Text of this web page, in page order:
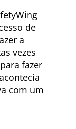
de
a
vezes
fazer
com um